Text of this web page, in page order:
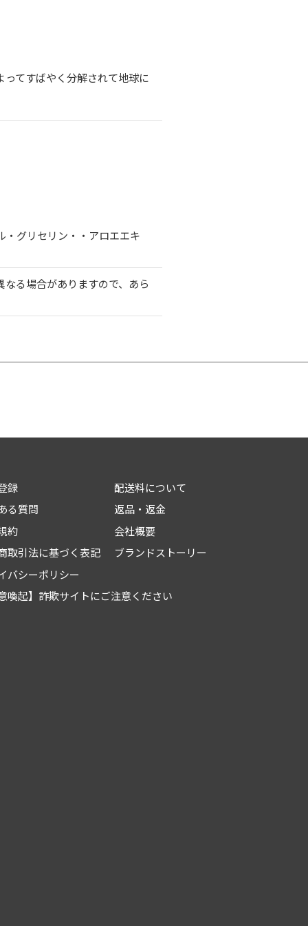
てすばやく分解されて地球に
グリセリン・・アロエエキ
る場合がありますので、あら
録
る質問
約
取引法に基づく表記
バシーポリシー
意喚起】詐欺サイトにご注意ください
配送料について
返品・返金
会社概要
ブランドストーリー